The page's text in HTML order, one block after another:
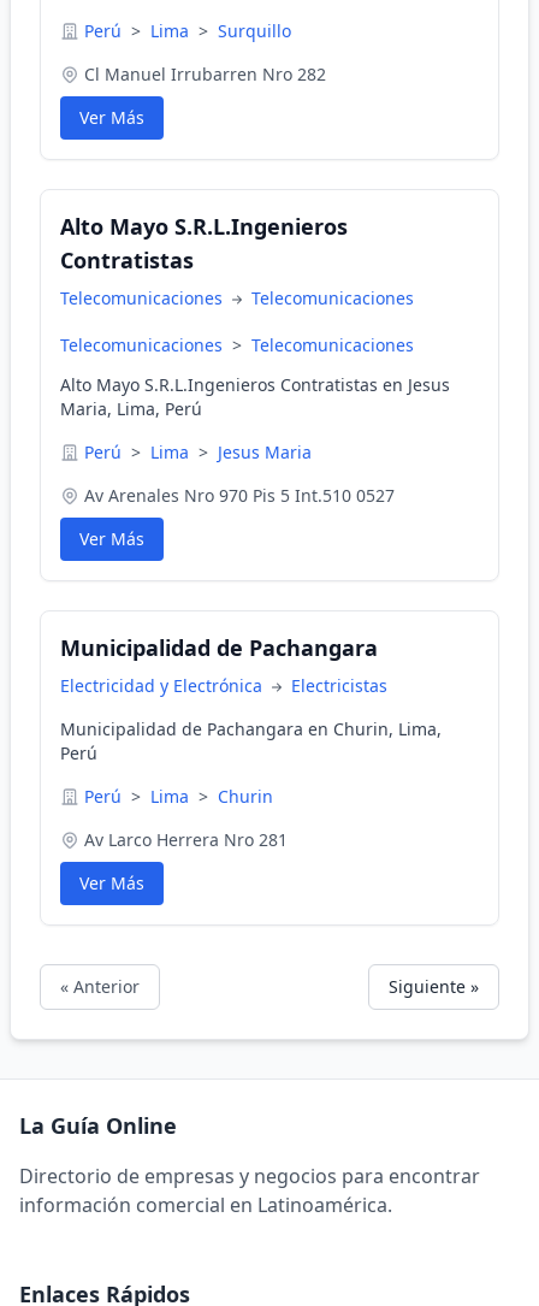
Perú > Lima > Surquillo
Cl Manuel Irrubarren Nro 282
Ver Más
Alto Mayo S.R.L.Ingenieros
Contratistas
Telecomunicaciones Telecomunicaciones
Telecomunicaciones > Telecomunicaciones
Alto Mayo S.R.L.Ingenieros Contratistas en Jesus
Maria, Lima, Perú
Perú > Lima > Jesus Maria
Av Arenales Nro 970 Pis 5 Int.510 0527
Ver Más
Municipalidad de Pachangara
Electricidad y Electrónica
Electricistas
Municipalidad de Pachangara en Churin, Lima,
Perú
Perú > Lima > Churin
Av Larco Herrera Nro 281
Ver Más
« Anterior Siguiente »
La Guía Online
Directorio de empresas y negocios para encontrar
información comercial en Latinoamérica.
Enlaces Rápidos